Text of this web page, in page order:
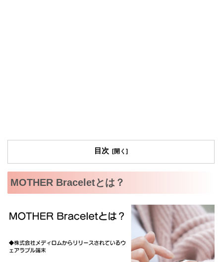
目次
MOTHER Braceletとは？